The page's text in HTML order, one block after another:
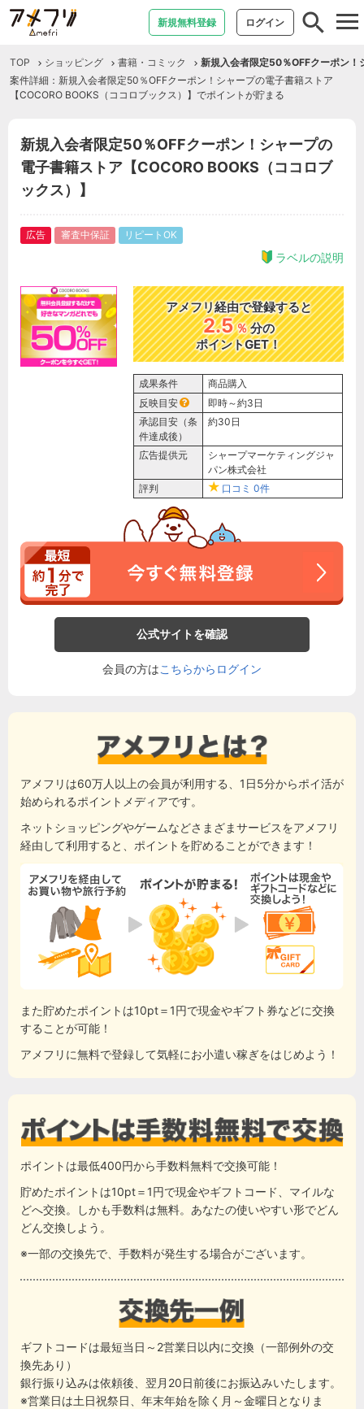
新規無料登録 ログイン
TOP ショッピング 書籍・コミック
新規入会者限定50％OFFクーポン！
案件詳細：新規入会者限定50％OFFクーポン！シャープの電子書籍ストア
【COCORO BOOKS（ココロブックス）】でポイントが貯まる
新規入会者限定50％OFFクーポン！シャープの
電子書籍ストア【COCORO BOOKS（ココロブ
ックス）】
広告 審査中保証 リピートOK
ラベルの説明
アメフリ経由で登録すると
2.5％分の
ポイントGET！
成果条件
商品購入
反映目安
即時～約3日
承認目安（条
件達成後）
約30日
広告提供元
シャープマーケティングジャ
パン株式会社
評判
口コミ 0件
公式サイトを確認
会員の方はこちらからログイン
アメフリは60万人以上の会員が利用する、1日5分からポイ活が
始められるポイントメディアです。
ネットショッピングやゲームなどさまざまサービスをアメフリ
経由して利用すると、ポイントを貯めることができます！
また貯めたポイントは10pt＝1円で現金やギフト券などに交換
することが可能！
アメフリに無料で登録して気軽にお小遣い稼ぎをはじめよう！
ポイントは最低400円から手数料無料で交換可能！
貯めたポイントは10pt＝1円で現金やギフトコード、マイルな
どへ交換。しかも手数料は無料。あなたの使いやすい形でどん
どん交換しよう。
※一部の交換先で、手数料が発生する場合がございます。
ギフトコードは最短当日～2営業日以内に交換（一部例外の交
換先あり）
銀行振り込みは依頼後、翌月20日前後にお振込みいたします。
※営業日は土日祝祭日、年末年始を除く月～金曜日となりま